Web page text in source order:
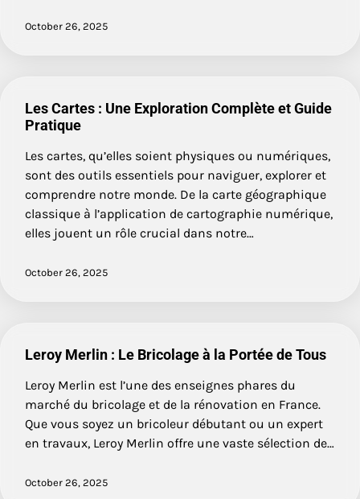
October 26, 2025
Les Cartes : Une Exploration Complète et Guide
Pratique
Les cartes, qu’elles soient physiques ou numériques,
sont des outils essentiels pour naviguer, explorer et
comprendre notre monde. De la carte géographique
classique à l’application de cartographie numérique,
elles jouent un rôle crucial dans notre…
October 26, 2025
Leroy Merlin : Le Bricolage à la Portée de Tous
Leroy Merlin est l’une des enseignes phares du
marché du bricolage et de la rénovation en France.
Que vous soyez un bricoleur débutant ou un expert
en travaux, Leroy Merlin offre une vaste sélection de…
October 26, 2025